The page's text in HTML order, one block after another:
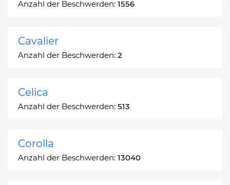
Anzahl der Beschwerden: 1556
Cavalier
Anzahl der Beschwerden: 2
Celica
Anzahl der Beschwerden: 513
Corolla
Anzahl der Beschwerden: 13040